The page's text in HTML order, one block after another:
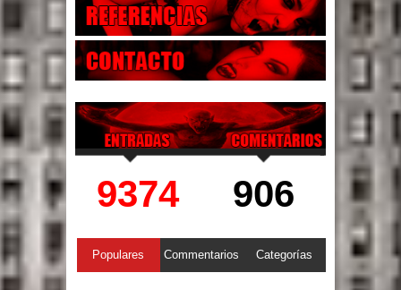
9374 906
Populares Commentarios Categorías